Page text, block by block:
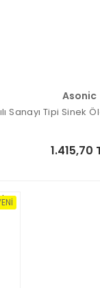
Asonic
Sanayı Tipi
1.415,70